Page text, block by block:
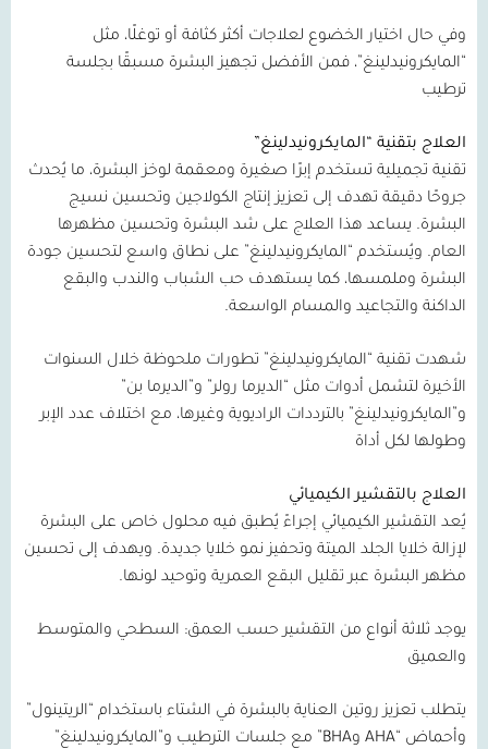
وفي حال اختيار الخضوع لعلاجات أكثر كثافة أو توغلًا، مثل
“المايكرونيدلينغ”، فمن الأفضل تجهيز البشرة مسبقًا بجلسة
ترطيب
العلاج بتقنية “المايكرونيدلينغ”
تقنية تجميلية تستخدم إبرًا صغيرة ومعقمة لوخز البشرة، ما يُحدث
جروحًا دقيقة تهدف إلى تعزيز إنتاج الكولاجين وتحسين نسيج
البشرة. يساعد هذا العلاج على شد البشرة وتحسين مظهرها
العام. ويُستخدم “المايكرونيدلينغ” على نطاق واسع لتحسين جودة
البشرة وملمسها، كما يستهدف حب الشباب والندب والبقع
الداكنة والتجاعيد والمسام الواسعة.
شهدت تقنية “المايكرونيدلينغ” تطورات ملحوظة خلال السنوات
الأخيرة لتشمل أدوات مثل “الديرما رولر” و”الديرما بن”
و”المايكرونيدلينغ” بالترددات الراديوية وغيرها، مع اختلاف عدد الإبر
وطولها لكل أداة
العلاج بالتقشير الكيميائي
يُعد التقشير الكيميائي إجراءً يُطبق فيه محلول خاص على البشرة
لإزالة خلايا الجلد الميتة وتحفيز نمو خلايا جديدة. ويهدف إلى تحسين
مظهر البشرة عبر تقليل البقع العمرية وتوحيد لونها.
يوجد ثلاثة أنواع من التقشير حسب العمق: السطحي والمتوسط
والعميق
يتطلب تعزيز روتين العناية بالبشرة في الشتاء باستخدام “الريتينول”
وأحماض “ AHA وBHA
” مع جلسات الترطيب و”المايكرونيدلينغ”